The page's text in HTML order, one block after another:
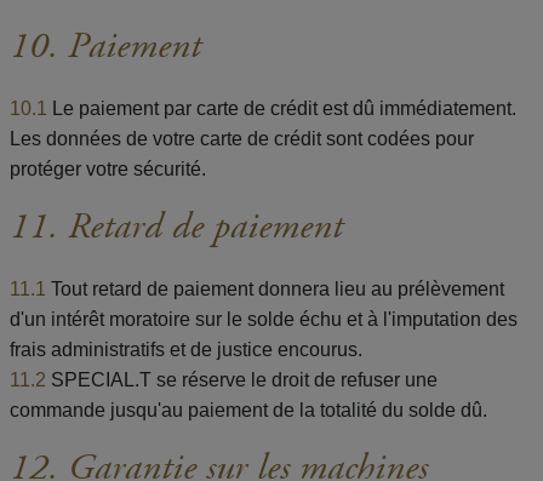
10. Paiement
10.1
Le paiement par carte de crédit est dû immédiatement.
Les données de votre carte de crédit sont codées pour
protéger votre sécurité.
11. Retard de paiement
11.1 Tout retard de paiement donnera lieu au prélèvement
d'un intérêt moratoire sur le solde échu et à l'imputation des
frais administratifs et de justice encourus.
11.2 SPECIAL.T se réserve le droit de refuser une
commande jusqu'au paiement de la totalité du solde dû.
12. Garantie sur les machines